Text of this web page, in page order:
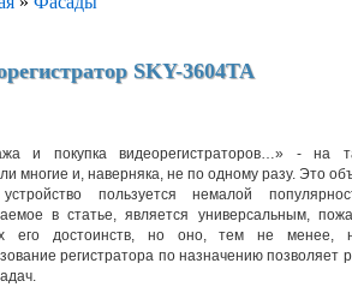
SKY-3604TA
и покупка видеорегистраторов…» - на
многие и, наверняка, не по одному разу. Это
пользуется немалой
в статье, является универсальным,
его достоинств, но оно, тем не менее,
регистратора по назначению позволяет